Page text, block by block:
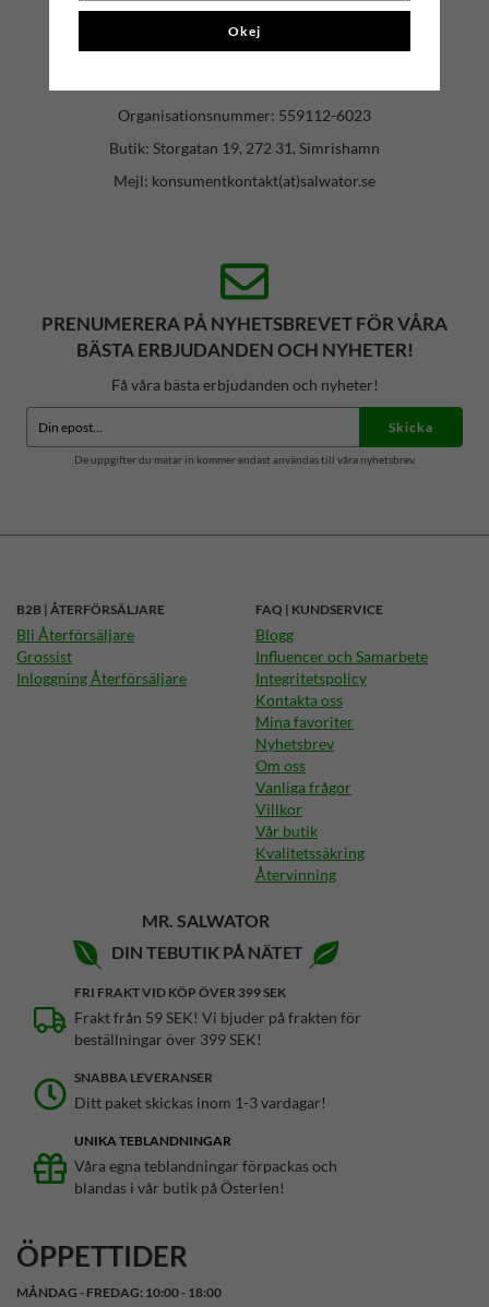
KONTAKTA OSS
Har du några frågor? Tveka inte att höra av dig till oss!
Organisationsnummer: 559112-6023
Butik: Storgatan 19, 272 31, Simrishamn
Mejl: konsumentkontakt(at)salwator.se
PRENUMERERA PÅ NYHETSBREVET FÖR VÅRA
BÄSTA ERBJUDANDEN OCH NYHETER!
Få våra bästa erbjudanden och nyheter!
Skicka
De uppgifter du matar in kommer endast användas till våra nyhetsbrev.
B2B | ÅTERFÖRSÄLJARE
Bli Återförsäljare
Grossist
Inloggning Återförsäljare
FAQ | KUNDSERVICE
Blogg
Influencer och Samarbete
Integritetspolicy
Kontakta oss
Mina favoriter
Nyhetsbrev
Om oss
Vanliga frågor
Villkor
Vår butik
Kvalitetssäkring
Återvinning
MR. SALWATOR
DIN TEBUTIK PÅ NÄTET
FRI FRAKT VID KÖP ÖVER 399 SEK
Frakt från 59 SEK! Vi bjuder på frakten för
beställningar över 399 SEK!
SNABBA LEVERANSER
Ditt paket skickas inom 1-3 vardagar!
UNIKA TEBLANDNINGAR
Våra egna teblandningar förpackas och
blandas i vår butik på Österlen!
ÖPPETTIDER
MÅNDAG - FREDAG: 10:00 - 18:00
Okej